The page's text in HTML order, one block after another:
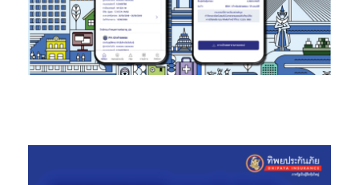
เฟซบุ๊ค: Maserati Thailand
อินสตาแกรม: Maserati Thailand